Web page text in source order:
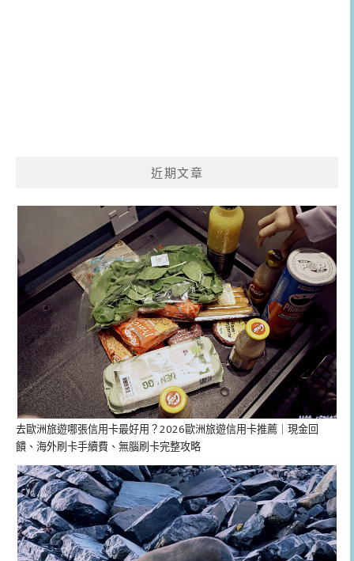
近期文章
去歐洲旅遊哪張信用卡最好用？2026歐洲旅遊信用卡推薦｜現金回
饋、海外刷卡手續費、無腦刷卡完整攻略